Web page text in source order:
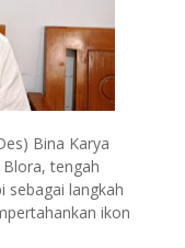
Bina Karya
tengah
sebagai langkah
ikon